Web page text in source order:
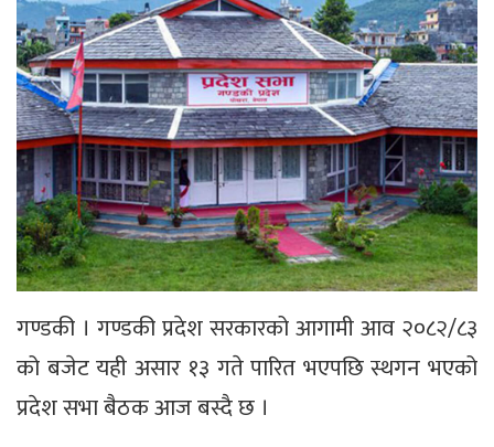
गण्डकी । गण्डकी प्रदेश सरकारको आगामी आव २०८२/८३
को बजेट यही असार १३ गते पारित भएपछि स्थगन भएको
प्रदेश सभा बैठक आज बस्दै छ ।